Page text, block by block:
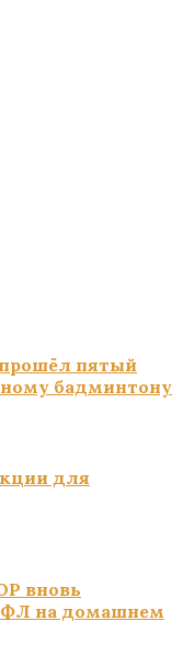
пятый
бадминтону
для
вновь
на домашнем